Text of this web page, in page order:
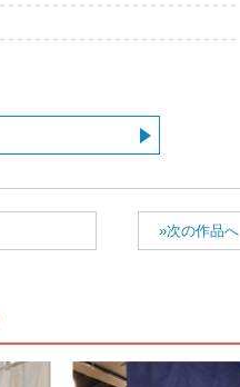
»次の作品へ